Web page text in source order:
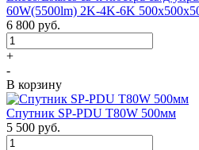
60W(5500lm) 2K-4K-6K
6 800 руб.
+
-
В корзину
Спутник SP-PDU T80W 500мм
5 500 руб.